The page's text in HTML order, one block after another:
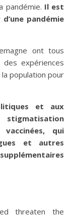
pandémie. Il est
pandémie
ont tous
expériences
population pour
et aux
qui
et autres
threaten the